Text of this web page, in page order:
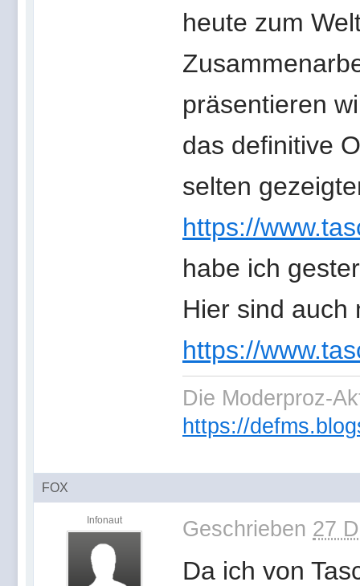
heute zum
präsentieren
das definitive
selten
https://
habe ich
Hier sind auch
https://
Die Moderproz-
https://
FOX
Infonaut Geschrieben 27
Da ich von